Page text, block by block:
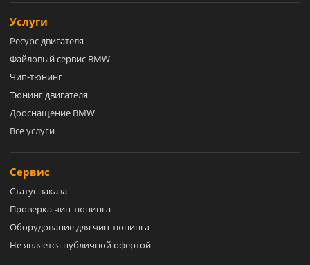
Услуги
Ресурс двигателя
Файловый сервис BMW
Чип-тюнинг
Тюнинг двигателя
Дооснащение BMW
Все услуги
Сервис
Статус заказа
Проверка чип-тюнинга
Оборудование для чип-тюнинга
Не является публичной офертой